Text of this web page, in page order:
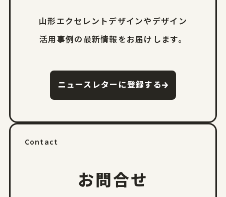
山形エクセレントデザインやデザイン
活用事例の最新情報をお届けします。
ニュースレターに登録する
Contact
お問合せ